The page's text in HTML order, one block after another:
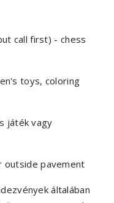
call first) - chess
toys, coloring
játék vagy
outside pavement
általában